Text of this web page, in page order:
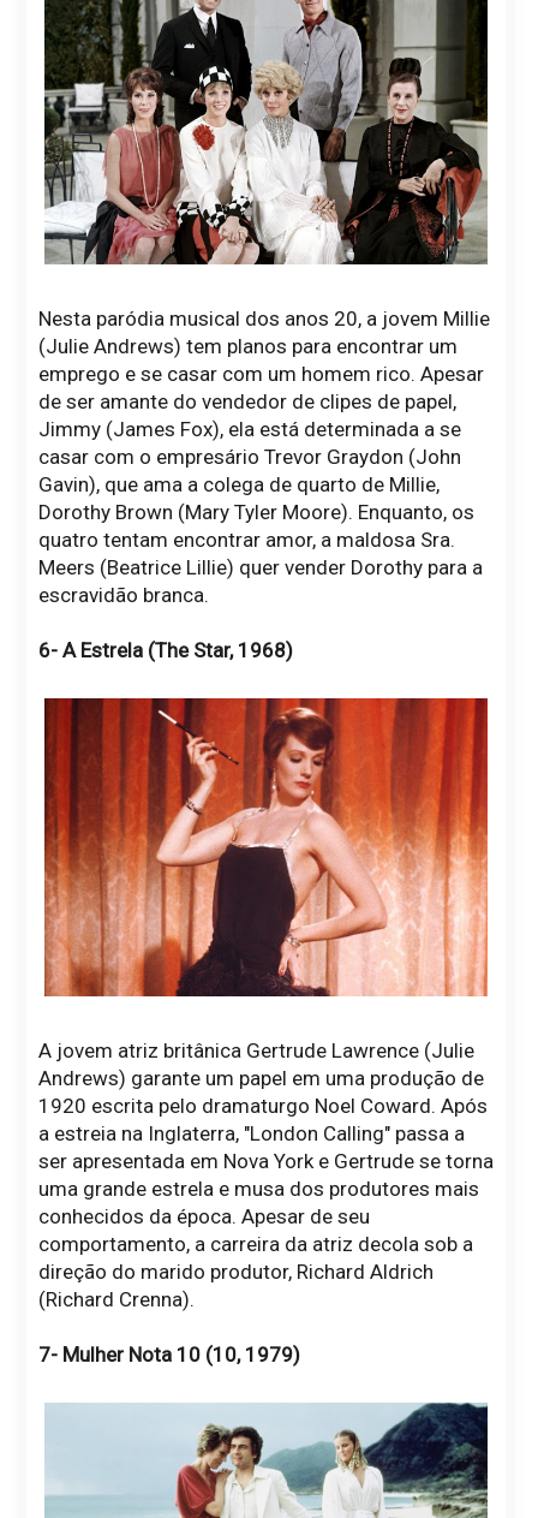
Nesta paródia musical dos anos 20, a jovem Millie
(Julie Andrews) tem planos para encontrar um
emprego e se casar com um homem rico. Apesar
de ser amante do vendedor de clipes de papel,
Jimmy (James Fox), ela está determinada a se
casar com o empresário Trevor Graydon (John
Gavin), que ama a colega de quarto de Millie,
Dorothy Brown (Mary Tyler Moore). Enquanto, os
quatro tentam encontrar amor, a maldosa Sra.
Meers (Beatrice Lillie) quer vender Dorothy para a
escravidão branca.
6- A Estrela (The Star, 1968)
A jovem atriz britânica Gertrude Lawrence (Julie
Andrews) garante um papel em uma produção de
1920 escrita pelo dramaturgo Noel Coward. Após
a estreia na Inglaterra, "London Calling" passa a
ser apresentada em Nova York e Gertrude se torna
uma grande estrela e musa dos produtores mais
conhecidos da época. Apesar de seu
comportamento, a carreira da atriz decola sob a
direção do marido produtor, Richard Aldrich
(Richard Crenna).
7- Mulher Nota 10 (10, 1979)